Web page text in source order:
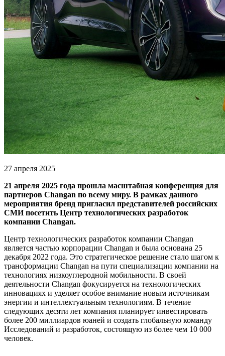
27 апреля 2025
21 апреля 2025 года прошла масштабная конференция для
партнеров Changan по всему миру. В рамках данного
мероприятия бренд пригласил представителей российских
СМИ посетить Центр технологических разработок
компании Changan.
Центр технологических разработок компании Changan
является частью корпорации Changan и была основана 25
декабря 2022 года. Это стратегическое решение стало шагом к
трансформации Changan на пути специализации компании на
технологиях низкоуглеродной мобильности. В своей
деятельности Changan фокусируется на технологических
инновациях и уделяет особое внимание новым источникам
энергии и интеллектуальным технологиям. В течение
следующих десяти лет компания планирует инвестировать
более 200 миллиардов юаней и создать глобальную команду
Исследований и разработок, состоящую из более чем 10 000
человек.